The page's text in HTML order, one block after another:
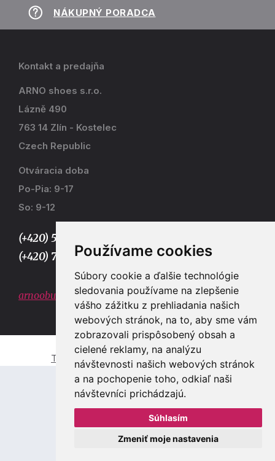
Používame cookies
Súbory cookie a ďalšie technológie
sledovania používame na zlepšenie
vášho zážitku z prehliadania našich
webových stránok, na to, aby sme vám
zobrazovali prispôsobený obsah a
cielené reklamy, na analýzu
návštevnosti našich webových stránok
a na pochopenie toho, odkiaľ naši
návštevníci prichádzajú.
Súhlasím
Zmeniť moje nastavenia
NÁKUPNÝ PORADCA
Kontakt a predajňa
ARNO shoes s.r.o.
Lázně 490
763 14 Zlín - Kostelec
Czech Republic
Otváracia doba
Po-Pia: 9-17
So: 9-12
(+420) 577 915 036,
(+420) 773 667 390
arnoobuv@gmail.com
Tvorba e-shopů a webových stránek Zlín